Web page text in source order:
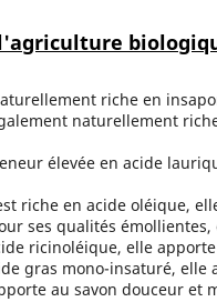
riche en
naturellement
élevée en acide
riche en acide oléique,
ses qualités
ricinoléique, elle
gras mono-insaturé, elle
au savon douceur et